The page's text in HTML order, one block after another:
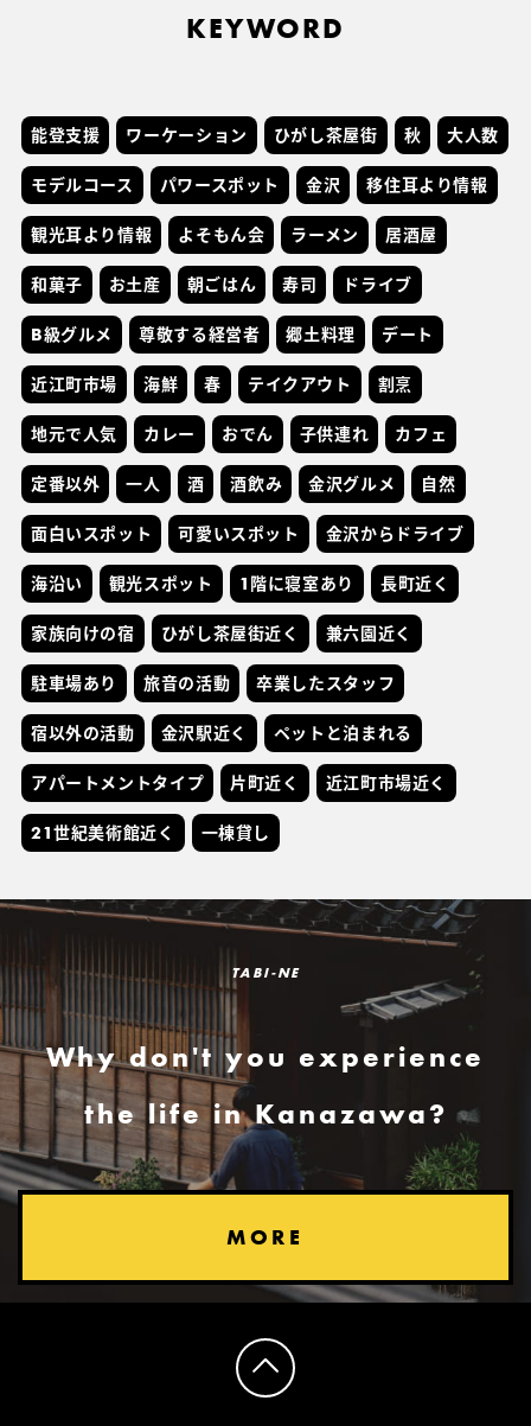
KEYWORD
能登支援 ワーケーション ひがし茶屋街 秋 大人数
モデルコース パワースポット 金沢 移住耳より情報
観光耳より情報 よそもん会 ラーメン 居酒屋
和菓子 お土産 朝ごはん 寿司 ドライブ
B級グルメ 尊敬する経営者 郷土料理 デート
近江町市場 海鮮 春 テイクアウト 割烹
地元で人気 カレー おでん 子供連れ カフェ
定番以外 一人 酒 酒飲み 金沢グルメ 自然
面白いスポット 可愛いスポット 金沢からドライブ
海沿い 観光スポット 1階に寝室あり 長町近く
家族向けの宿 ひがし茶屋街近く 兼六園近く
駐車場あり 旅音の活動 卒業したスタッフ
宿以外の活動 金沢駅近く ペットと泊まれる
アパートメントタイプ 片町近く 近江町市場近く
21世紀美術館近く 一棟貸し
TABI-NE
Why don't you experience
the life in Kanazawa?
MORE